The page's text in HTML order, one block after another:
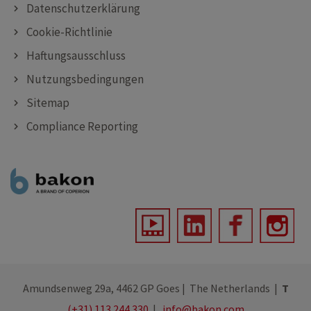
Datenschutzerklärung
Cookie-Richtlinie
Haftungsausschluss
Nutzungsbedingungen
Sitemap
Compliance Reporting
Amundsenweg 29a, 4462 GP Goes | The Netherlands | T